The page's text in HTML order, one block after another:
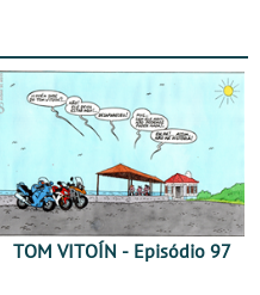
TOM VITOÍN - Episódio 97